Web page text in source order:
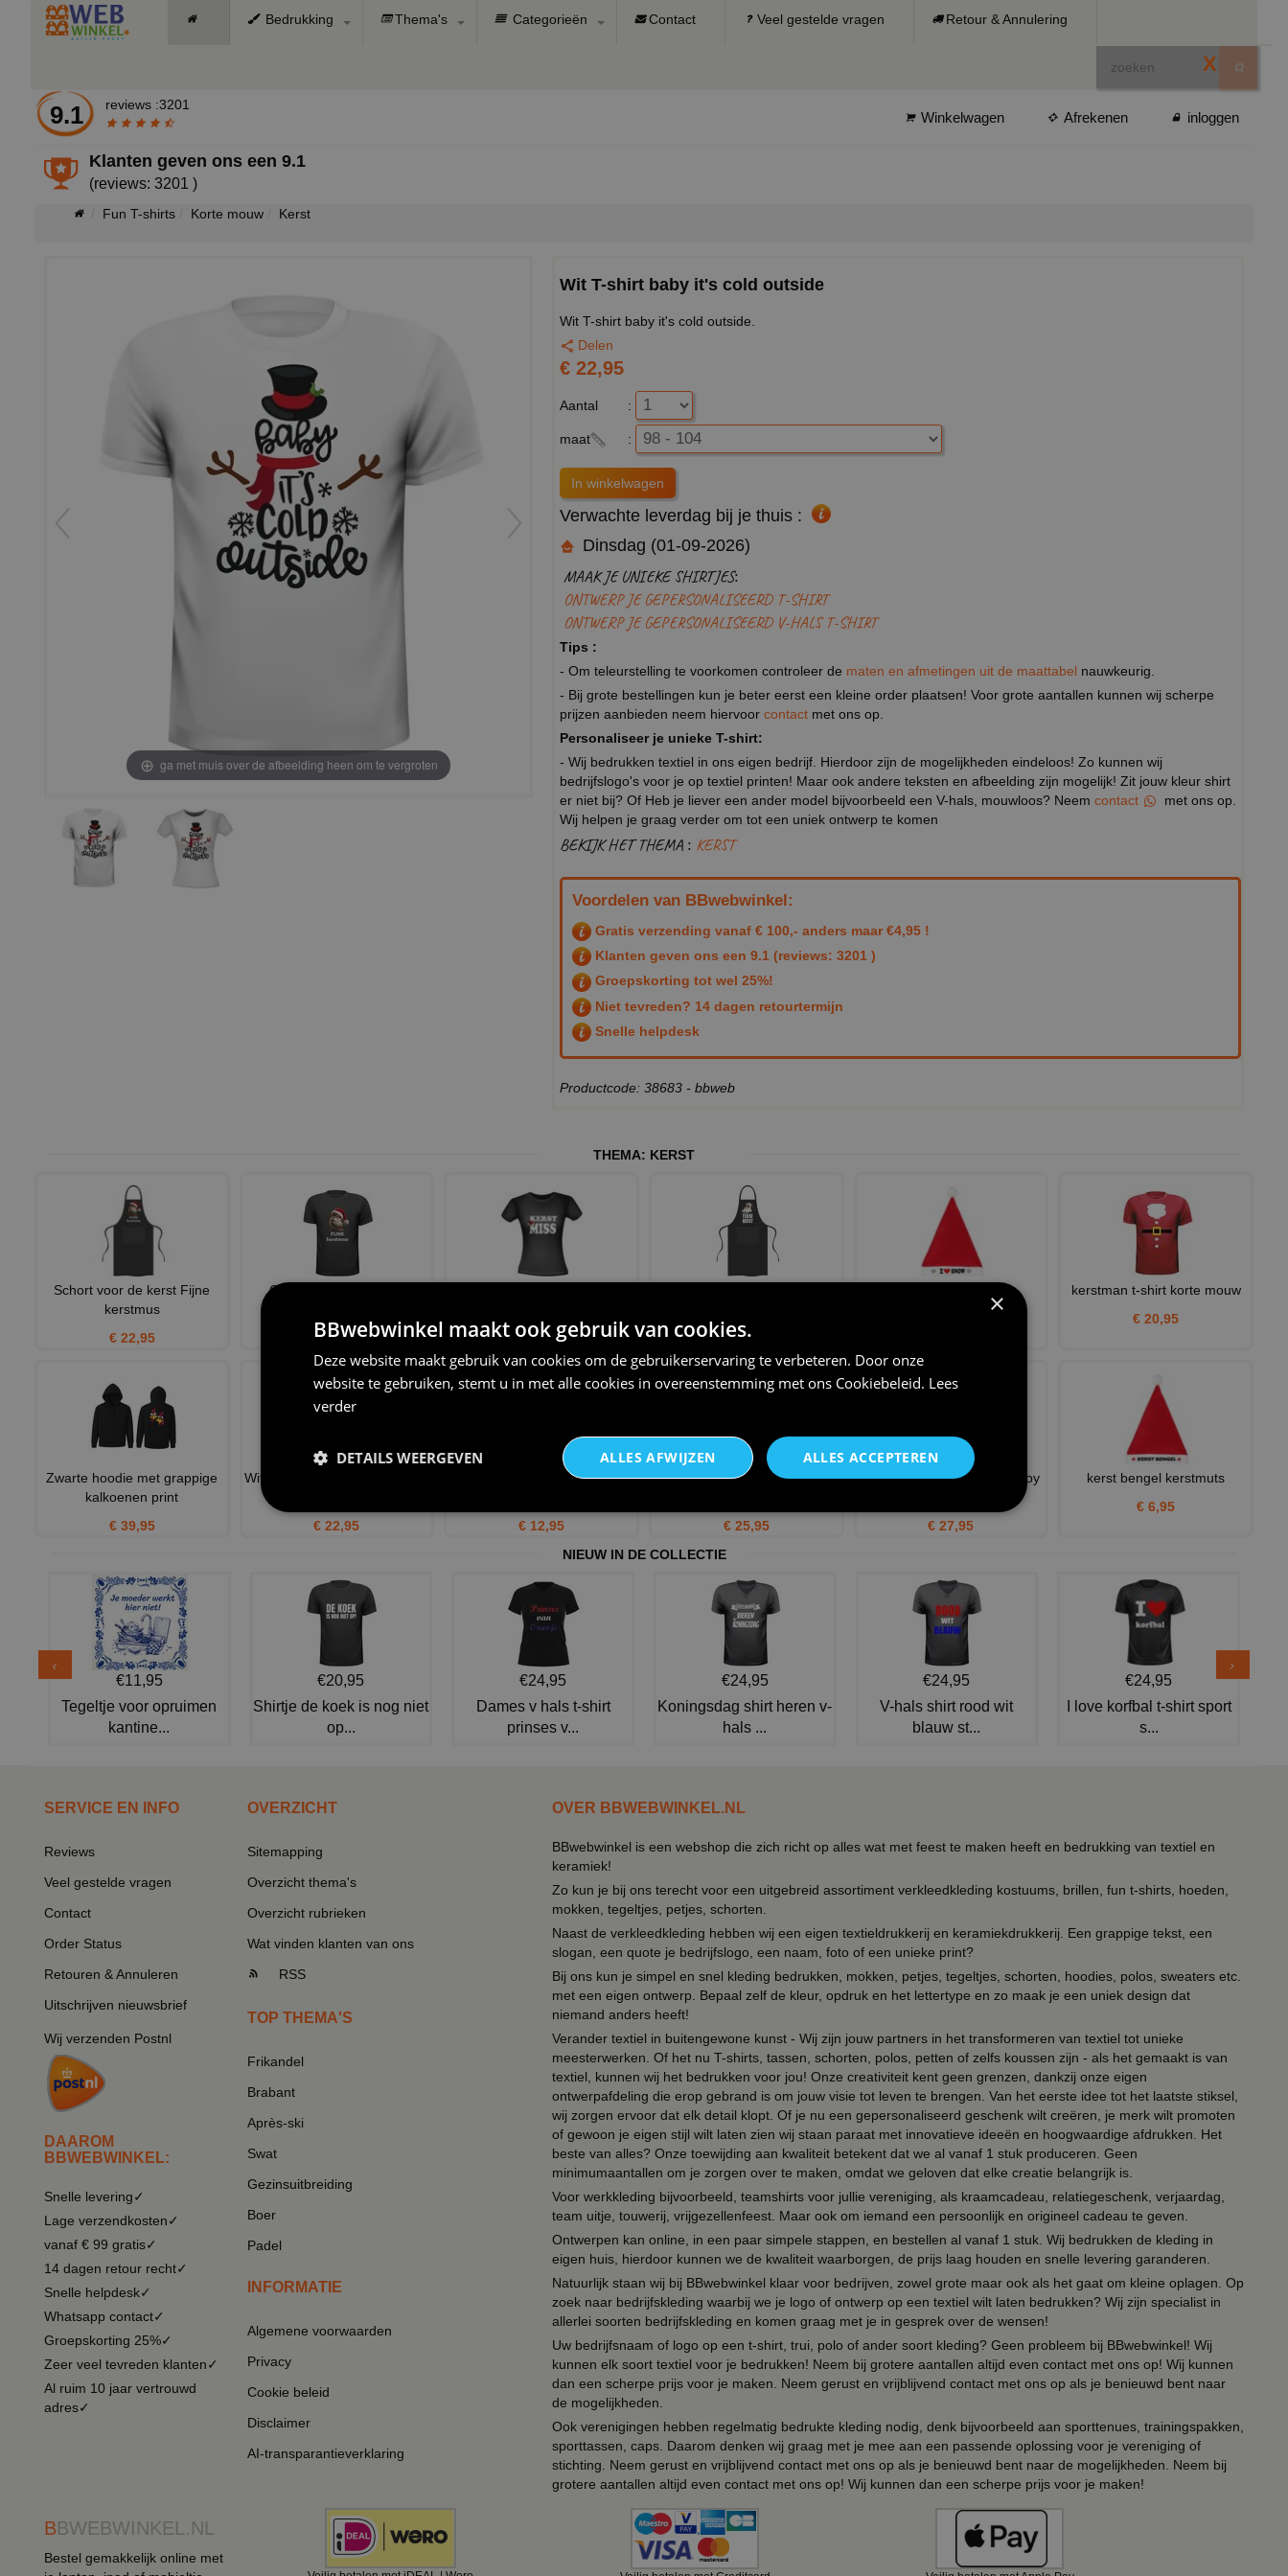
Bedrukking Thema's Categorieën Contact Veel gestelde vragen Retour & Annulering
X
9.1 reviews :3201
Winkelwagen Afrekenen inloggen
Klanten geven ons een9.1
(reviews: 3201 )
Fun T-shirts Korte mouw Kerst
ga met muis over de afbeelding heen om te vergroten
Wit T-shirt baby it's cold outside
Wit T-shirt baby it's cold outside.
Delen
€ 22,95
Aantal :
maat :
Verwachte leverdag bij je thuis :
Dinsdag (01-09-2026)
MAAK JE UNIEKE SHIRTJES:
ONTWERP JE GEPERSONALISEERD T-SHIRT
ONTWERP JE GEPERSONALISEERD V-HALS T-SHIRT
Tips :
- Om teleurstelling te voorkomen controleer de maten en afmetingen uit de maattabel nauwkeurig.
- Bij grote bestellingen kun je beter eerst een kleine order plaatsen! Voor grote aantallen kunnen wij scherpe
prijzen aanbieden neem hiervoor contact met ons op.
Personaliseer je unieke T-shirt:
- Wij bedrukken textiel in ons eigen bedrijf. Hierdoor zijn de mogelijkheden eindeloos! Zo kunnen wij
bedrijfslogo's voor je op textiel printen! Maar ook andere teksten en afbeelding zijn mogelijk! Zit jouw kleur shirt
er niet bij? Of Heb je liever een ander model bijvoorbeeld een V-hals, mouwloos? Neem contact
met ons op.
Wij helpen je graag verder om tot een uniek ontwerp te komen
BEKIJK HET THEMA : KERST
Voordelen van BBwebwinkel:
Gratis verzending vanaf € 100,- anders maar €4,95 !
Klanten geven ons een 9.1 (reviews: 3201 )
Groepskorting tot wel 25%!
Niet tevreden? 14 dagen retourtermijn
Snelle helpdesk
Productcode: 38683 - bbweb
THEMA: KERST
Schort voor de kerst Fijne
kerstmus
€ 22,95
Grappige Kerst T-shirt
€ 22,95
€ 21,95
€ 21,95
i love snow kerstmuts
kerstman t-shirt korte mouw
€ 20,95
Zwarte hoodie met grappige
kalkoenen print
€ 39,95
Wit kerst T-shirt we wish you a
€ 22,95
Pet met een stoere kerstman
€ 12,95
Kerst T-shirt lange mouw kerst
€ 25,95
Kerstman kostuum santa boy
€ 27,95
kerst bengel kerstmuts
€ 6,95
NIEUW IN DE COLLECTIE
€11,95
Tegeltje voor opruimen
kantine...
€20,95
Shirtje de koek is nog niet
op...
€24,95
Dames v hals t-shirt
prinses v...
€24,95
Koningsdag shirt heren v-
hals ...
€24,95
V-hals shirt rood wit
blauw st...
€24,95
I love korfbal t-shirt sport
s...
SERVICE EN INFO
Reviews
Veel gestelde vragen
Contact
Order Status
Retouren & Annuleren
Uitschrijven nieuwsbrief
Wij verzenden Postnl
DAAROM
BBWEBWINKEL:
Snelle levering✓
Lage verzendkosten✓
vanaf € 99 gratis✓
14 dagen retour recht✓
Snelle helpdesk✓
Whatsapp contact✓
Groepskorting 25%✓
Zeer veel tevreden klanten✓
Al ruim 10 jaar vertrouwd
adres✓
OVERZICHT
Sitemapping
Overzicht thema's
Overzicht rubrieken
Wat vinden klanten van ons
RSS
TOP THEMA'S
Frikandel
Brabant
Après-ski
Swat
Gezinsuitbreiding
Boer
Padel
INFORMATIE
Algemene voorwaarden
Privacy
Cookie beleid
Disclaimer
AI-transparantieverklaring
OVER BBWEBWINKEL.NL
BBwebwinkel is een webshop die zich richt op alles wat met feest te maken heeft en bedrukking van textiel en
keramiek!
Zo kun je bij ons terecht voor een uitgebreid assortiment verkleedkleding kostuums, brillen, fun t-shirts, hoeden,
mokken, tegeltjes, petjes, schorten.
Naast de verkleedkleding hebben wij een eigen textieldrukkerij en keramiekdrukkerij. Een grappige tekst, een
slogan, een quote je bedrijfslogo, een naam, foto of een unieke print?
Bij ons kun je simpel en snel kleding bedrukken, mokken, petjes, tegeltjes, schorten, hoodies, polos, sweaters etc.
met een eigen ontwerp. Bepaal zelf de kleur, opdruk en het lettertype en zo maak je een uniek design dat
niemand anders heeft!
Verander textiel in buitengewone kunst - Wij zijn jouw partners in het transformeren van textiel tot unieke
meesterwerken. Of het nu T-shirts, tassen, schorten, polos, petten of zelfs koussen zijn - als het gemaakt is van
textiel, kunnen wij het bedrukken voor jou! Onze creativiteit kent geen grenzen, dankzij onze eigen
ontwerpafdeling die erop gebrand is om jouw visie tot leven te brengen. Van het eerste idee tot het laatste stiksel,
wij zorgen ervoor dat elk detail klopt. Of je nu een gepersonaliseerd geschenk wilt creëren, je merk wilt promoten
of gewoon je eigen stijl wilt laten zien wij staan paraat met innovatieve ideeën en hoogwaardige afdrukken. Het
beste van alles? Onze toewijding aan kwaliteit betekent dat we al vanaf 1 stuk produceren. Geen
minimumaantallen om je zorgen over te maken, omdat we geloven dat elke creatie belangrijk is.
Voor werkkleding bijvoorbeeld, teamshirts voor jullie vereniging, als kraamcadeau, relatiegeschenk, verjaardag,
team uitje, touwerij, vrijgezellenfeest. Maar ook om iemand een persoonlijk en origineel cadeau te geven.
Ontwerpen kan online, in een paar simpele stappen, en bestellen al vanaf 1 stuk. Wij bedrukken de kleding in
eigen huis, hierdoor kunnen we de kwaliteit waarborgen, de prijs laag houden en snelle levering garanderen.
Natuurlijk staan wij bij BBwebwinkel klaar voor bedrijven, zowel grote maar ook als het gaat om kleine oplagen. Op
zoek naar bedrijfskleding waarbij we je logo of ontwerp op een textiel wilt laten bedrukken? Wij zijn specialist in
allerlei soorten bedrijfskleding en komen graag met je in gesprek over de wensen!
Uw bedrijfsnaam of logo op een t-shirt, trui, polo of ander soort kleding? Geen probleem bij BBwebwinkel! Wij
kunnen elk soort textiel voor je bedrukken! Neem bij grotere aantallen altijd even contact met ons op! Wij kunnen
dan een scherpe prijs voor je maken. Neem gerust en vrijblijvend contact met ons op als je benieuwd bent naar
de mogelijkheden.
Ook verenigingen hebben regelmatig bedrukte kleding nodig, denk bijvoorbeeld aan sporttenues, trainingspakken,
sporttassen, caps. Daarom denken wij graag met je mee aan een passende oplossing voor je vereniging of
stichting. Neem gerust en vrijblijvend contact met ons op als je benieuwd bent naar de mogelijkheden. Neem bij
grotere aantallen altijd even contact met ons op! Wij kunnen dan een scherpe prijs voor je maken!
BBWEBWINKEL.NL
Bestel gemakkelijk online met
×
BBwebwinkel maakt ook gebruik van cookies.
Deze website maakt gebruik van cookies om de gebruikerservaring te verbeteren. Door onze
website te gebruiken, stemt u in met alle cookies in overeenstemming met ons Cookiebeleid. Lees
verder
ALLES ACCEPTEREN
ALLES AFWIJZEN
DETAILS WEERGEVEN